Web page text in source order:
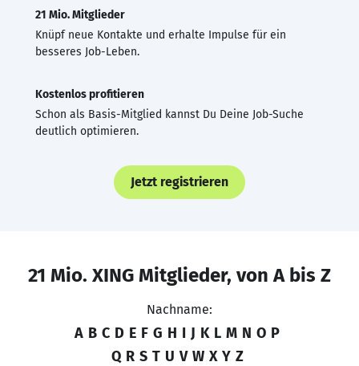
21 Mio. Mitglieder
Knüpf neue Kontakte und erhalte Impulse für ein
besseres Job-Leben.
Kostenlos profitieren
Schon als Basis-Mitglied kannst Du Deine Job-Suche
deutlich optimieren.
Jetzt registrieren
21 Mio. XING Mitglieder, von A bis Z
Nachname:
A B C D E F G H I J K L M N O P
Q R S T U V W X Y Z